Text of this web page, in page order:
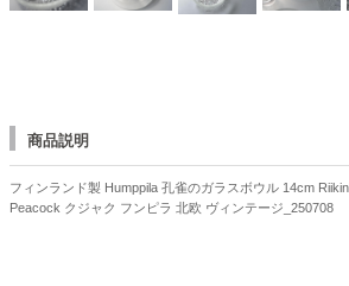
商品説明
フィンランド製 Humppila 孔雀のガラスボウル 14cm
Peacock クジャク フンピラ 北欧 ヴィンテージ_250708